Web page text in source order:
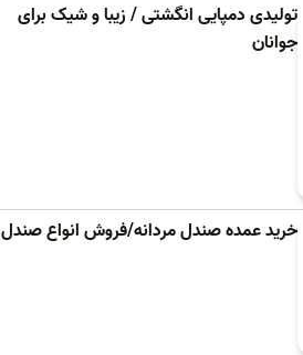
تولیدی دمپایی انگشتی / زیبا و شیک برای
جوانان
خرید عمده صندل مردانه/فروش انواع صندل